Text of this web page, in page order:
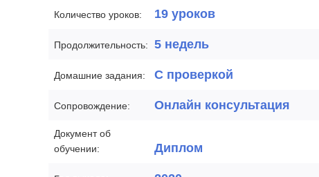
Количество уроков: 19 уроков
Продолжительность: 5 недель
Домашние задания: С проверкой
Сопровождение: Онлайн консультация
Документ об
обучении:
Диплом